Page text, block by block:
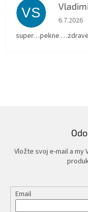
VS
6.7.2026
super…pekne
Vložte svoj e-mail a my
Email